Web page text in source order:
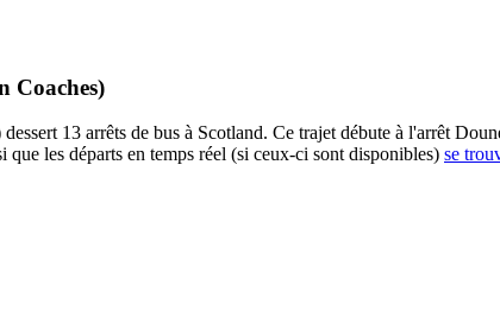
Coaches)
13 arrêts de bus à Scotland. Ce trajet débute à l'arrêt
les départs en temps réel (si ceux-ci sont disponibles) se